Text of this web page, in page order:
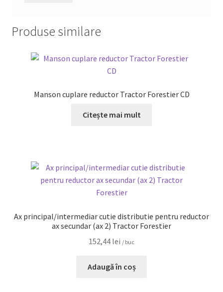
Produse similare
Manson cuplare reductor Tractor Forestier CD
Citește mai mult
Ax principal/intermediar cutie distributie pentru reductor
ax secundar (ax 2) Tractor Forestier
152,44 lei / buc
Adaugă în coș